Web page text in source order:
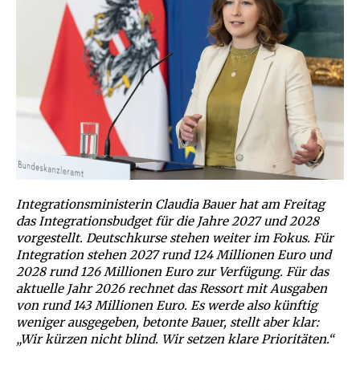
Integrationsministerin Claudia Bauer hat am Freitag
das Integrationsbudget für die Jahre 2027 und 2028
vorgestellt. Deutschkurse stehen weiter im Fokus. Für
Integration stehen 2027 rund 124 Millionen Euro und
2028 rund 126 Millionen Euro zur Verfügung. Für das
aktuelle Jahr 2026 rechnet das Ressort mit Ausgaben
von rund 143 Millionen Euro. Es werde also künftig
weniger ausgegeben, betonte Bauer, stellt aber klar:
„Wir kürzen nicht blind. Wir setzen klare Prioritäten.“